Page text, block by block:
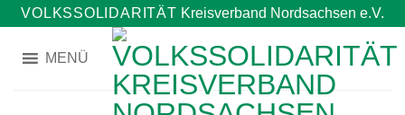
Zum
springen
VOLKSSOLIDARITÄT Kreisverband Nordsachsen e.V.
MENÜ